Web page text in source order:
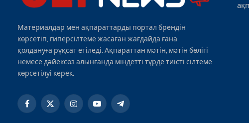
Материалдар мен ақпараттарды портал брендін
көрсетіп, гиперсілтеме жасаған жағдайда ғана
қолдануға рұқсат етіледі. Ақпараттан мәтін, мәтін бөлігі
немесе дәйексөз алынғанда міндетті түрде тиісті сілтеме
көрсетілуі керек.
Facebook
X
InstagramYouTubeTelegram